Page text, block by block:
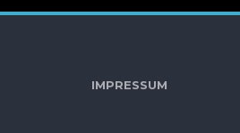
IMPRESSUM